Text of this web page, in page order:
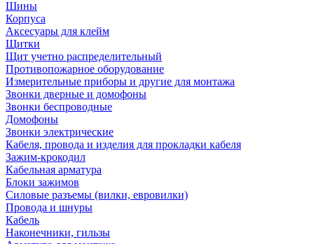
Шины
Корпуса
Аксесуары для клейм
Щитки
Щит учетно распределительный
Противопожарное оборудование
Измерительные приборы и другие для монтажа
Звонки дверные и домофоны
Звонки беспроводные
Домофоны
Звонки электрические
Кабеля, провода и изделия для прокладки кабеля
Зажим-крокодил
Кабельная арматура
Блоки зажимов
Силовые разъемы (вилки, евровилки)
Провода и шнуры
Кабель
Наконечники, гильзы